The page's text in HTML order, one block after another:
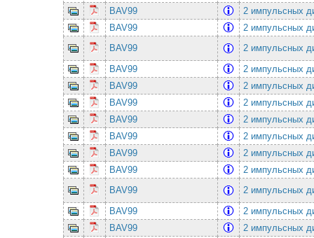
BAV99
2 импульсных
BAV99
2 импульсных
BAV99
2 импульсных
BAV99
2 импульсных
BAV99
2 импульсных
BAV99
2 импульсных
BAV99
2 импульсных
BAV99
2 импульсных
BAV99
2 импульсных
BAV99
2 импульсных
BAV99
2 импульсных
BAV99
2 импульсных
BAV99
2 импульсных